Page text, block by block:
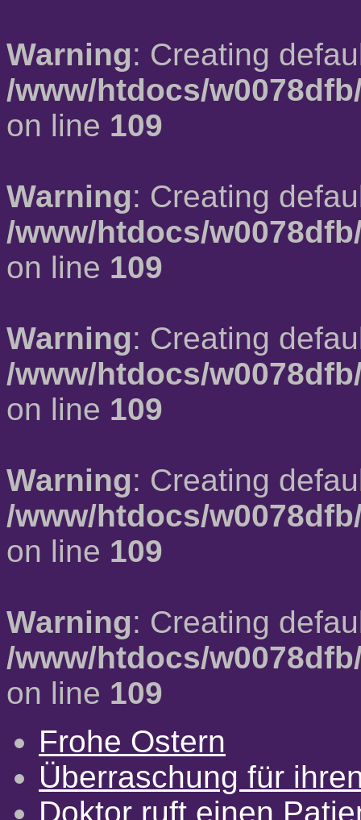
Warning: Creating
/www/htdocs/
on line 109
Warning: Creating
/www/htdocs/
on line 109
Warning: Creating
/www/htdocs/
on line 109
Warning: Creating
/www/htdocs/
on line 109
Warning: Creating
/www/htdocs/
on line 109
Frohe Ostern
Überraschung für
Doktor ruft einen